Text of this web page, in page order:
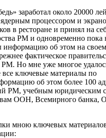
заработал около 20000
процессором и
в ресторане и принял на
РМ и одновременно
об этом на своем
фактическое
РМ. Но мне уже многое
все ключевые материалы по
об этом более 100
РМ, учебным юридическим
ООН, Всемирного банка,
мною ключевых